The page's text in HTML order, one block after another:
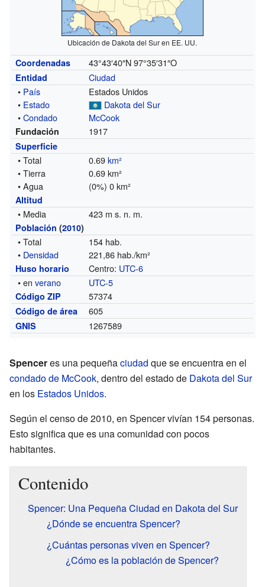
Ubicación de Dakota del Sur en EE. UU.
Coordenadas 43°43′40″N 97°35′31″O
Entidad
Ciudad
• País
Estados Unidos
• Estado
Dakota del Sur
•Condado McCook
Fundación 1917
Superficie
• Total 0.69km²
• Tierra
0.69 km²
• Agua
(0%) 0 km²
Altitud
• Media 423 m s. n. m.
Población (2010)
• Total
154 hab.
• Densidad 221,86 hab./km²
Huso horario Centro: UTC-6
• enverano UTC-5
Código ZIP 57374
Código de área 605
GNIS 1267589
Spenceres una pequeñaciudad que se encuentra en el
condado de McCook, dentro del estado de Dakota del Sur
en los Estados Unidos.
Según el censo de 2010, en Spencer vivían 154 personas.
Esto significa que es una comunidad con pocos
habitantes.
Contenido
Spencer: Una Pequeña Ciudad en Dakota del Sur
¿Dónde se encuentra Spencer?
¿Cuántas personas viven en Spencer?
¿Cómo es la población de Spencer?